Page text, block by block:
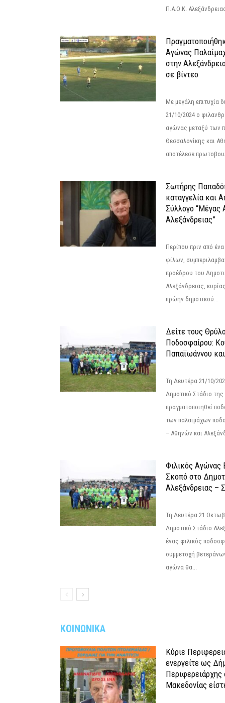
Π.Α.Ο.Κ.
Αγώνας
στην
σε βίντεο
Με μεγάλη επιτυχία
21/10/2024 ο
αγώνας μεταξύ των
Θεσσαλονίκης και
αποτέλεσε
Σωτήρης
καταγγελία και
Σύλλογο “Μέγας
Αλεξάνδρειας”
Περίπου πριν από
φίλων,
προέδρου του
Αλεξάνδρειας,
πρώην δημοτικού...
Δείτε τους
Ποδοσφαίρου:
Παπαϊωάννου
Τη Δευτέρα 21/10/
Δημοτικό Στάδιο
πραγματοποιηθεί
των παλαιμάχων
– Αθηνών και
Φιλικός Αγώνας
Σκοπό στο
Αλεξάνδρειας –
Τη Δευτέρα 21
Δημοτικό Στάδιο
ένας φιλικός
συμμετοχή
αγώνα θα...
ΚΟΙΝΩΝΙΚΑ
Κύριε
ενεργείτε ως
Περιφερειάρχης
Μακεδονίας